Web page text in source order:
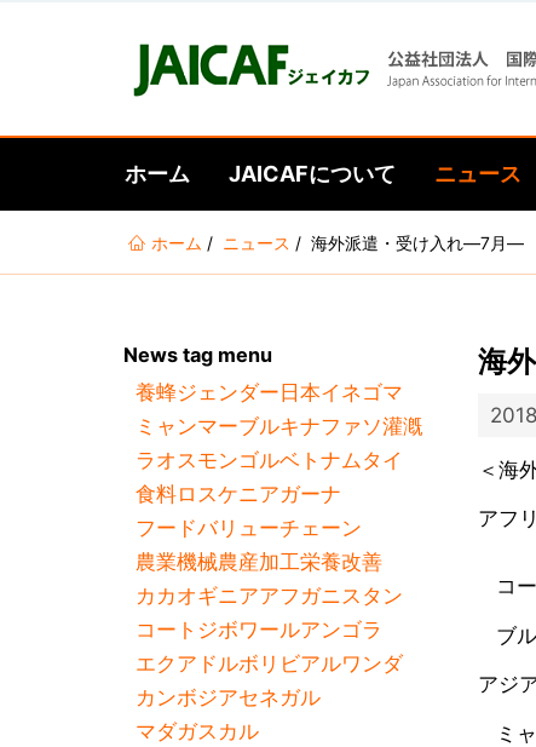
ホーム JAICAFについて ニュース
ホーム ニュース 海外派遣・受け入れ―7月―
News tag menu
養蜂ジェンダー 日本イネゴマ
ミャンマーブルキナファソ灌漑
ラオスモンゴルベトナムタイ
食料ロスケニアガーナ
フードバリューチェーン
農業機械農産加工栄養改善
カカオギニアアフガニスタン
コートジボワールアンゴラ
エクアドルボリビアルワンダ
カンボジアセネガル
マダガスカル
海
＜海
アフ
コ
ブ
アジ
ミ